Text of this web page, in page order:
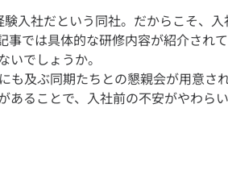
入社だという同社。だからこそ、
事では具体的な研修内容が紹介され
でしょうか。
も及ぶ同期たちとの懇親会が用意さ
あることで、入社前の不安がやわら